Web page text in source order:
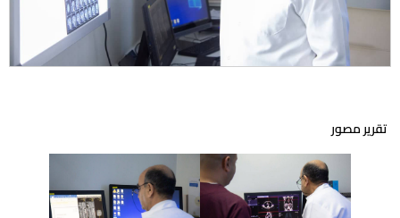
تقرير مصور